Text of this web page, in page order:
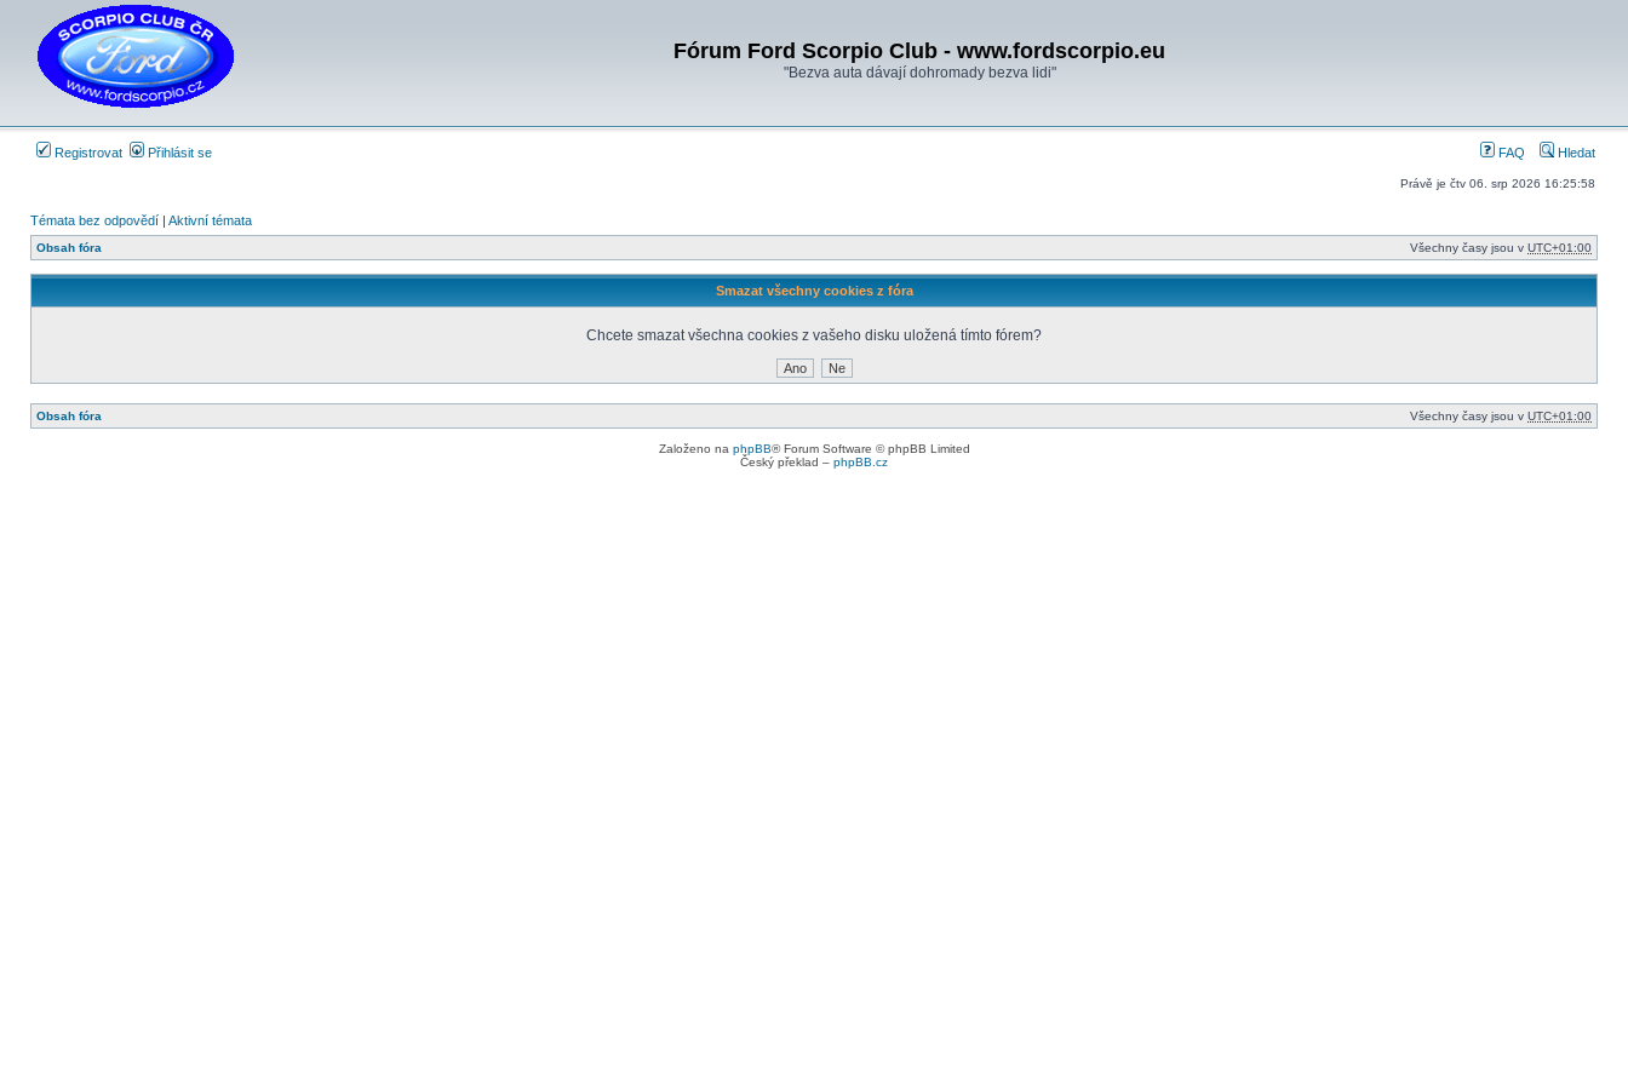
Fórum Ford Scorpio Club - www.fordscorpio.eu
"Bezva auta dávají dohromady bezva lidi"
Registrovat Přihlásit se FAQ Hledat
Právě je čtv 06. srp 2026 16:25:58
Témata bez odpovědí | Aktivní témata
Obsah fóra Všechny časy jsou v UTC+01:00
Smazat všechny cookies z fóra
Chcete smazat všechna cookies z vašeho disku uložená tímto fórem?
Obsah fóra Všechny časy jsou v UTC+01:00
Založeno na phpBB® Forum Software © phpBB Limited
Český překlad – phpBB.cz